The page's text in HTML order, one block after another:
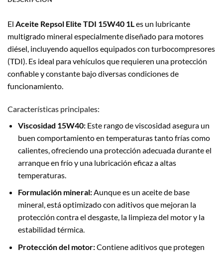
El Aceite Repsol Elite TDI 15W40 1Les un lubricante
multigrado mineral especialmente diseñado para motores
diésel, incluyendo aquellos equipados con turbocompresores
(TDI). Es ideal para vehículos que requieren una protección
confiable y constante bajo diversas condiciones de
funcionamiento.
Características principales:
Viscosidad 15W40:Este rango de viscosidad asegura un
buen comportamiento en temperaturas tanto frías como
calientes, ofreciendo una protección adecuada durante el
arranque en frío y una lubricación eficaz a altas
temperaturas.
Formulación mineral:Aunque es un aceite de base
mineral, está optimizado con aditivos que mejoran la
protección contra el desgaste, la limpieza del motor y la
estabilidad térmica.
Protección del motor:Contiene aditivos que protegen